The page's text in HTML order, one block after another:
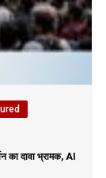
दावा भ्रामक, AI